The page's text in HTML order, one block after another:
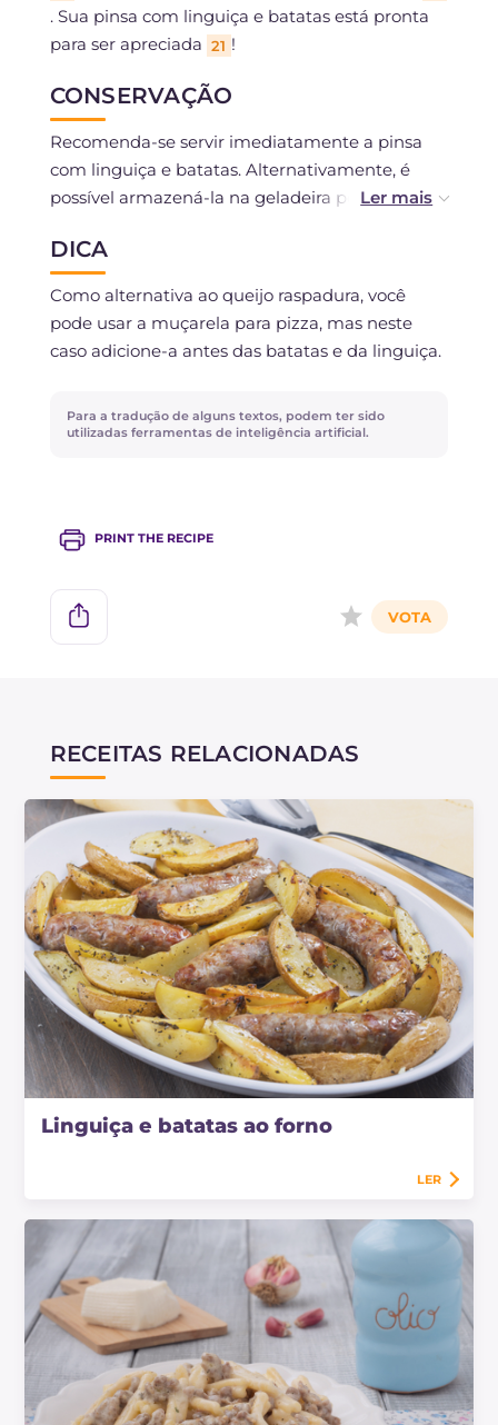
. Sua pinsa com linguiça e batatas está pronta
para ser apreciada 21 !
CONSERVAÇÃO
Recomenda-se servir imediatamente a pinsa
com linguiça e batatas. Alternativamente, é
possível armazená-la na geladeira por no
Você pode preparar com antecedência tanto as
batatas assadas quanto a linguiça na frigideira,
e armazená-las na geladeira por um dia.
DICA
Como alternativa ao queijo raspadura, você
pode usar a muçarela para pizza, mas neste
caso adicione-a antes das batatas e da linguiça.
Para a tradução de alguns textos, podem ter sido
utilizadas ferramentas de inteligência artificial.
PRINT THE RECIPE
RECEITAS RELACIONADAS
Linguiça e batatas ao forno
LER